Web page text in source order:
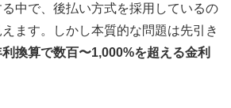
る中で、後払い方式を採用しているの
ます。しかし本質的な問題は先引き
利換算で数百〜1,000%を超える金利